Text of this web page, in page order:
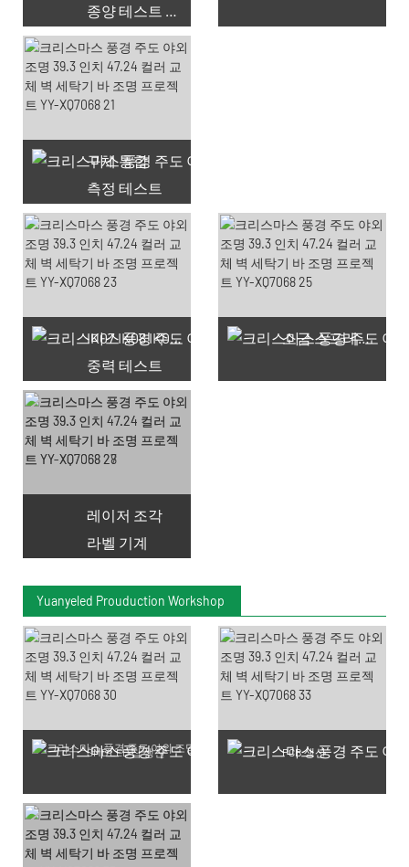
종양 테스트 챔버
구체 통합
측정 테스트
66 사용 가능한 쿠폰
IK07 IK08 IK09 IK10
중력 테스트
소금 스프레이 테스트
레이저 조각
라벨 기계
Yuanyeled Prouduction Workshop
SMD LED 칩 생산 PCB 생산